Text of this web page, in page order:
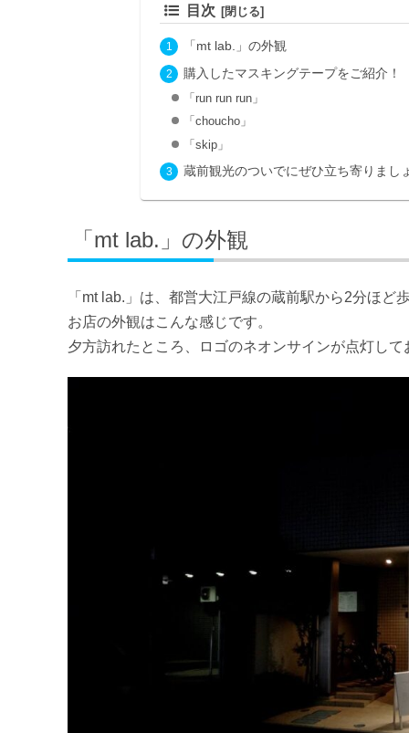
目次
「mt lab.」の外観
購入したマスキングテープをご紹介！
「run run run」
「choucho」
「skip」
蔵前観光のついでにぜひ立ち寄りまし
「mt lab.」の外観
「mt lab.」は、都営大江戸線の蔵前駅から2分ほど
お店の外観はこんな感じです。
夕方訪れたところ、ロゴのネオンサインが点灯し